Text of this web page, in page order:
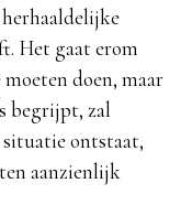
Het gaat erom
doen, maar
begrijpt, zal
ontstaat,
aanzienlijk